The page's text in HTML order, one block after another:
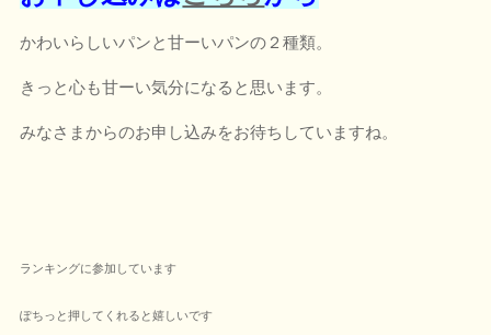
かわいらしいパンと甘ーいパンの２種類。
きっと心も甘ーい気分になると思います。
みなさまからのお申し込みをお待ちしていますね。
ランキングに参加しています
ぽちっと押してくれると嬉しいです